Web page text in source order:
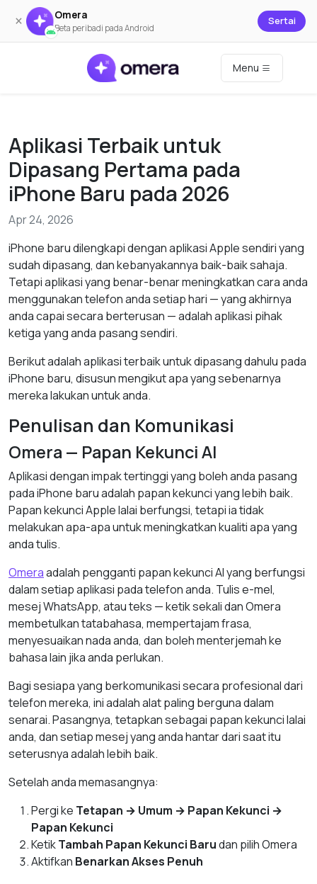
× Omera
Beta peribadi pada Android
Sertai
Menu
Aplikasi Terbaik untuk
Dipasang Pertama pada
iPhone Baru pada 2026
Apr 24, 2026
iPhone baru dilengkapi dengan aplikasi Apple sendiri yang
sudah dipasang, dan kebanyakannya baik-baik sahaja.
Tetapi aplikasi yang benar-benar meningkatkan cara anda
menggunakan telefon anda setiap hari — yang akhirnya
anda capai secara berterusan — adalah aplikasi pihak
ketiga yang anda pasang sendiri.
Berikut adalah aplikasi terbaik untuk dipasang dahulu pada
iPhone baru, disusun mengikut apa yang sebenarnya
mereka lakukan untuk anda.
Penulisan dan Komunikasi
Omera — Papan Kekunci AI
Aplikasi dengan impak tertinggi yang boleh anda pasang
pada iPhone baru adalah papan kekunci yang lebih baik.
Papan kekunci Apple lalai berfungsi, tetapi ia tidak
melakukan apa-apa untuk meningkatkan kualiti apa yang
anda tulis.
Omeraadalah pengganti papan kekunci AI yang berfungsi
dalam setiap aplikasi pada telefon anda. Tulis e-mel,
mesej WhatsApp, atau teks — ketik sekali dan Omera
membetulkan tatabahasa, mempertajam frasa,
menyesuaikan nada anda, dan boleh menterjemah ke
bahasa lain jika anda perlukan.
Bagi sesiapa yang berkomunikasi secara profesional dari
telefon mereka, ini adalah alat paling berguna dalam
senarai. Pasangnya, tetapkan sebagai papan kekunci lalai
anda, dan setiap mesej yang anda hantar dari saat itu
seterusnya adalah lebih baik.
Setelah anda memasangnya:
Pergi ke Tetapan → Umum → Papan Kekunci →
Papan Kekunci
KetikTambah Papan Kekunci Barudan pilih Omera
Aktifkan Benarkan Akses Penuh